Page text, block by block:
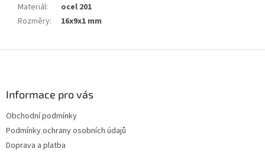
Materiál:
ocel 201
Rozměry: 16x9x1 mm
Informace pro vás
Obchodní podmínky
Podmínky ochrany osobních údajů
Doprava a platba